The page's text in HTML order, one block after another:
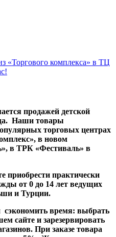
«Торгового комплекса» в ТЦ
продажей детской
Наши товары
торговых центрах
в новом
в ТРК «Фестиваль» в
приобрести практически
от 0 до 14 лет ведущих
и Турции.
время: выбрать
сайте и зарезервировать
При заказе товара